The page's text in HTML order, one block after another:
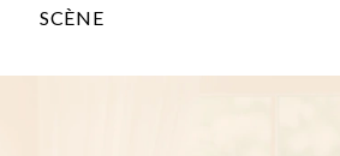
SCÈNE